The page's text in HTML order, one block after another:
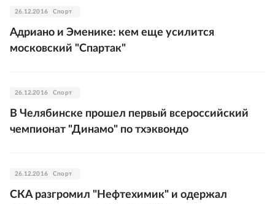
26.12.2016 Спорт
Адриано и Эменике: кем еще усилится
московский "Спартак"
26.12.2016 Спорт
В Челябинске прошел первый всероссийский
чемпионат "Динамо" по тхэквондо
26.12.2016 Спорт
СКА разгромил "Нефтехимик" и одержал